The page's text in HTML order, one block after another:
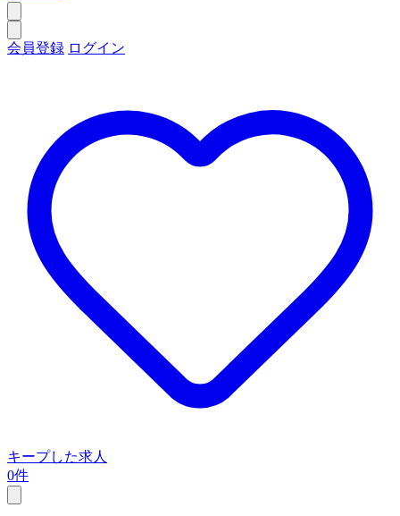
会員登録 ログイン
キープした求人
0件